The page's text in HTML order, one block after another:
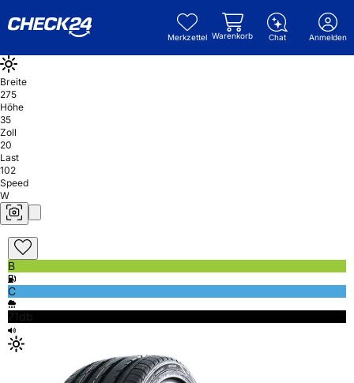
Merkzettel Warenkorb Chat Anmelden
Breite
275
Höhe
35
Zoll
20
Last
102
Speed
W
B
C
71db